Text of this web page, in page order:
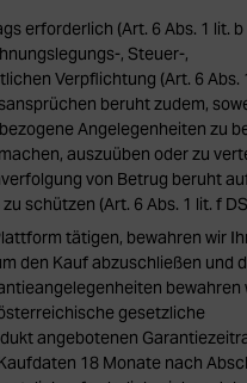
erforderlich (Art. 6 Abs. 1 lit. b
, Steuer-,
Verpflichtung (Art. 6 Abs.
beruht zudem,
Angelegenheiten zu
auszuüben oder zu
von Betrug beruht
schützen (Art. 6 Abs. 1 lit. f
tätigen, bewahren wir
den Kauf abzuschließen und
bewahren
gesetzliche
angebotenen
18 Monate nach